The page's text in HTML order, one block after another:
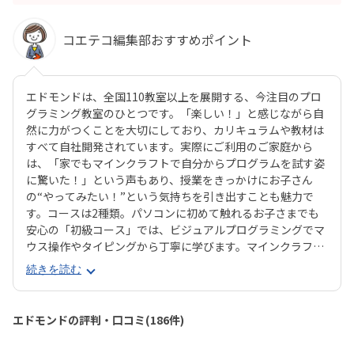
コエテコ編集部おすすめポイント
エドモンドは、全国110教室以上を展開する、今注目のプロ
グラミング教室のひとつです。「楽しい！」と感じながら自
然に力がつくことを大切にしており、カリキュラムや教材は
すべて自社開発されています。実際にご利用のご家庭から
は、「家でもマインクラフトで自分からプログラムを試す姿
に驚いた！」という声もあり、授業をきっかけにお子さん
の“やってみたい！”という気持ちを引き出すことも魅力で
す。コースは2種類。パソコンに初めて触れるお子さまでも
安心の「初級コース」では、ビジュアルプログラミングでマ
ウス操作やタイピングから丁寧に学びます。マインクラフト
の世界でキャラクター「エージェント」に命令を出しなが
ら、プログラミングを体験的に習得できます。より本格的に
学びたい方向けの「中級コース」では、プログラミング言語
「JavaScript」を使ったテキストプログラミングに挑戦。ゲ
ーム感覚でステージをクリアしていく中で、関数や条件分岐
続きを読む
エドモンドの評判・口コミ(186件)